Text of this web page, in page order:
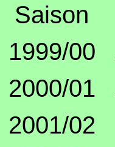
Saison
1999/00
2000/01
2001/02